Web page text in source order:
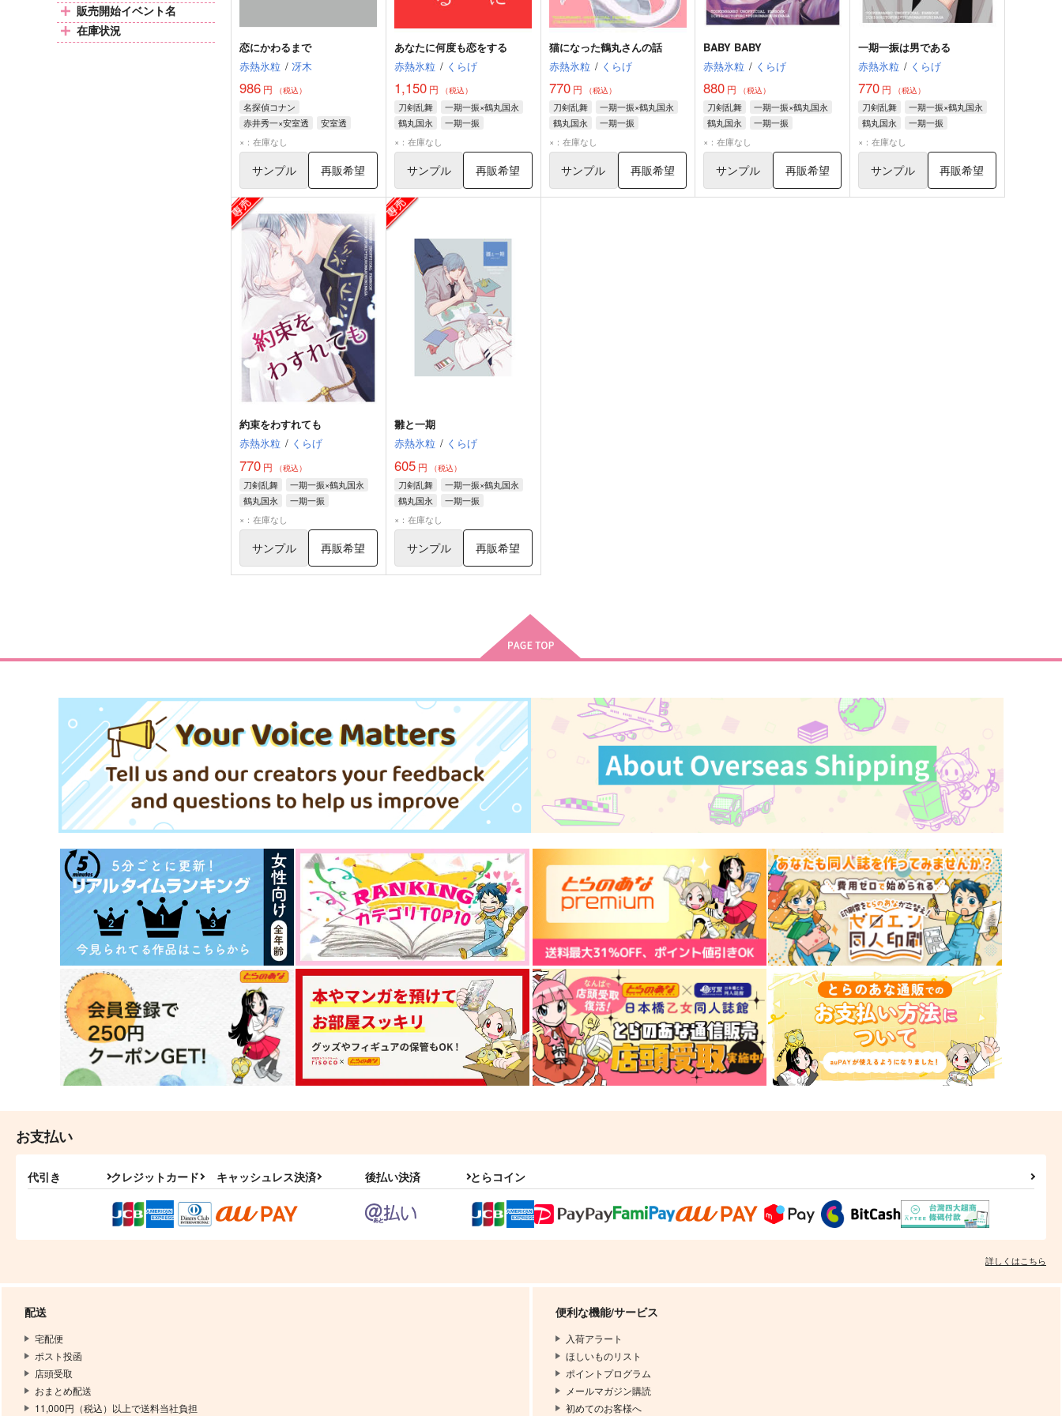
販売開始イベント名
在庫状況
恋にかわるまで
赤熱氷粒 / 冴木
986 円 （税込）
名探偵コナン
赤井秀一×安室透
安室透
赤井秀一
×：在庫なし
サンプル 再販希望
あなたに何度も恋をする
赤熱氷粒 / くらげ
1,150円 （税込）
刀剣乱舞
一期一振×鶴丸国永
鶴丸国永
一期一振
×：在庫なし
サンプル 再販希望
猫になった鶴丸さんの話
赤熱氷粒 / くらげ
770円 （税込）
刀剣乱舞
一期一振×鶴丸国永
鶴丸国永
一期一振
×：在庫なし
サンプル 再販希望
BABY BABY
赤熱氷粒 / くらげ
880 円 （税込）
刀剣乱舞
一期一振×鶴丸国永
鶴丸国永
一期一振
×：在庫なし
サンプル 再販希望
一期一振は男である
赤熱氷粒 / くらげ
770 円 （税込）
刀剣乱舞
一期一振×鶴丸国永
鶴丸国永
一期一振
×：在庫なし
サンプル 再販希望
約束をわすれても
赤熱氷粒 / くらげ
770 円 （税込）
刀剣乱舞
一期一振×鶴丸国永
鶴丸国永
一期一振
×：在庫なし
サンプル 再販希望
雛と一期
赤熱氷粒 / くらげ
605円 （税込）
刀剣乱舞
一期一振×鶴丸国永
鶴丸国永
一期一振
×：在庫なし
サンプル 再販希望
お支払い
代引き クレジットカード キャッシュレス決済 後払い決済 とらコイン
詳しくはこちら
配送
宅配便
ポスト投函
店頭受取
おまとめ配送
11,000円（税込）以上で送料当社負担
便利な機能/サービス
入荷アラート
ほしいものリスト
ポイントプログラム
メールマガジン購読
初めてのお客様へ